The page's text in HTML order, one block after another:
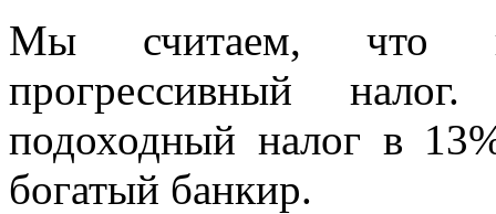
Мы считаем, что
прогрессивный
подоходный налог в
богатый банкир.